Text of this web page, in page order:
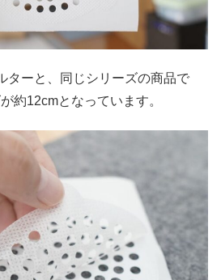
ターと、同じシリーズの商品で
約12cmとなっています。